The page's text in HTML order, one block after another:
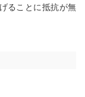
ることに抵抗が無